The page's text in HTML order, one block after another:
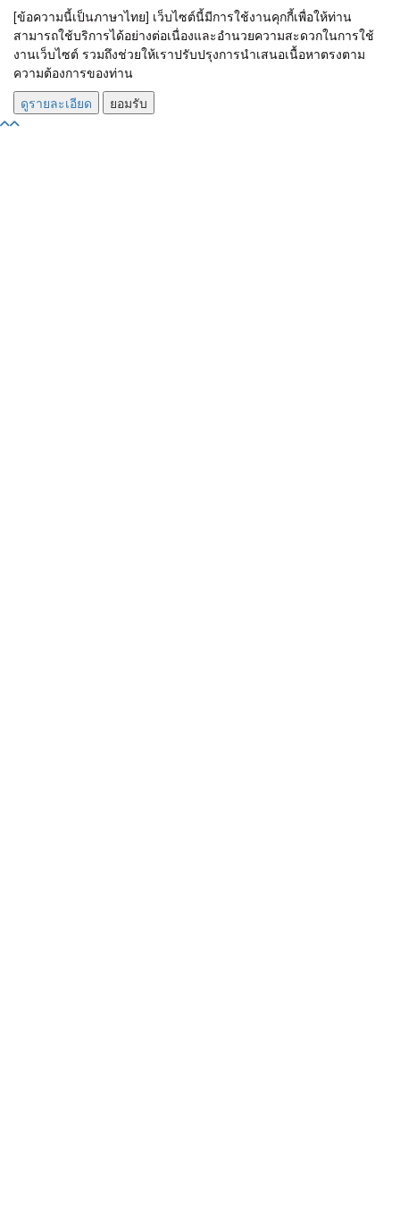
[ข้อความนี้เป็นภาษาไทย] เว็บไซต์นี้มีการใช้งานคุกกี้เพื่อให้ท่าน
สามารถใช้บริการได้อย่างต่อเนื่องและอำนวยความสะดวกในการใช้
งานเว็บไซต์ รวมถึงช่วยให้เราปรับปรุงการนำเสนอเนื้อหาตรงตาม
ความต้องการของท่าน
ดูรายละเอียด
ยอมรับ